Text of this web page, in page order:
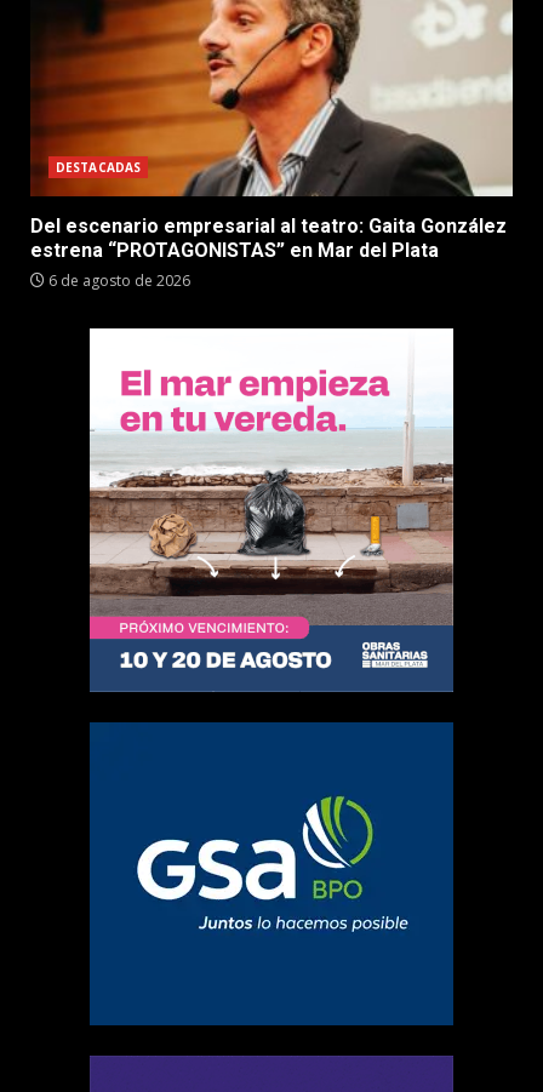
DESTACADAS
Del escenario empresarial al teatro: Gaita González
estrena “PROTAGONISTAS” en Mar del Plata
6 de agosto de 2026